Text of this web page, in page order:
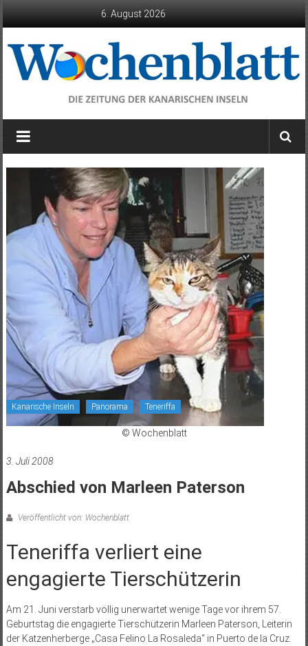
6. August 2026
Wochenblatt
die
Kanarischen
Kanarische Inseln Panorama Teneriffa
© Wochenblatt
3. Juli 2008
Abschied von Marleen Paterson
Veröffentlicht von: Wochenblatt
Teneriffa verliert eine
engagierte Tierschützerin
Am 21. Juni verstarb völlig unerwartet wenige Tage vor ihrem 57.
Geburtstag die engagierte Tierschützerin Marleen Paterson, Leiterin
der Katzenherberge „Casa Felino La Rosaleda“ in Puerto de la Cruz.